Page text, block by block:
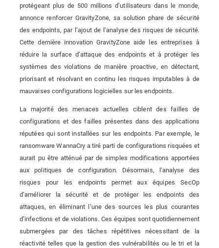
protégeant plus de 500 millions d’utilisateurs dans le monde,
annonce renforcer GravityZone, sa solution phare de sécurité
des endpoints, par l’ajout de l’analyse des risques de sécurité.
Cette dernière innovation GravityZone aide les entreprises à
réduire la surface d’attaque des endpoints et à protéger les
systèmes des violations de manière proactive, en détectant,
priorisant et résolvant en continu les risques imputables à de
mauvaises configurations logicielles sur les endpoints.
La majorité des menaces actuelles ciblent des failles de
configurations et des failles présentes dans des applications
réputées qui sont installées sur les endpoints. Par exemple, le
ransomware WannaCry a tiré parti de configurations risquées et
aurait pu être atténué par de simples modifications apportées
aux politiques de configuration. Désormais, l’analyse des
risques pour les endpoints permet aux équipes SecOp
d’améliorer la sécurité et de protéger les endpoints des
attaques, en éliminant l’une des sources les plus courantes
d’infections et de violations. Ces équipes sont quotidiennement
submergées par des tâches répétitives nécessitant de la
réactivité telles que la gestion des vulnérabilités ou le tri et la